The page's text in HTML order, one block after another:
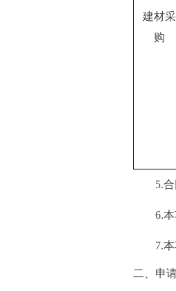
建材采
购
5.合
6.本
7.
二、申